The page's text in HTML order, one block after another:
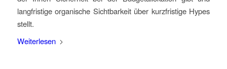
langfristige organische Sichtbarkeit über kurzfristige Hypes
stellt.
Weiterlesen